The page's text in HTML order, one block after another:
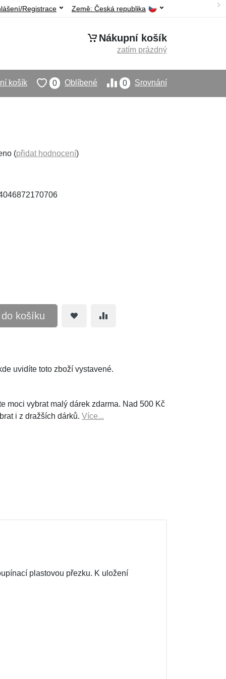
Země: Česká republika
Registrace
Nákupní košík
zatím prázdný
0 Srovnání
0 Oblíbené
košík
(přidat hodnocení)
košíku
uvidíte toto zboží vystavené.
moci vybrat malý dárek zdarma. Nad 500 Kč
i z dražších dárků. Více...
plastovou přezku. K uložení